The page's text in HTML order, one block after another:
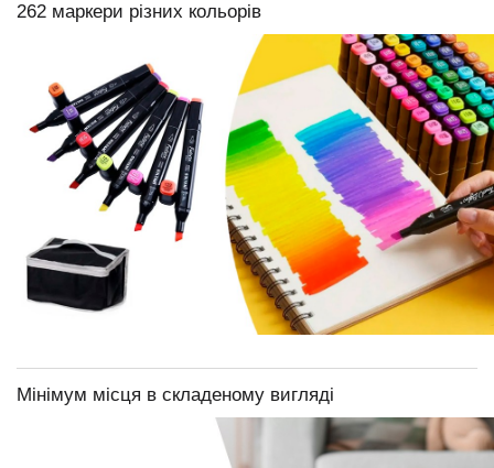
262 маркери різних кольорів
Мінімум місця в складеному вигляді